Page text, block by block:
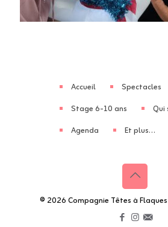
Accueil
Spectacles
Stage 6-10 ans
Qui
Agenda
Et plus…
© 2026 Compagnie Têtes à Flaques